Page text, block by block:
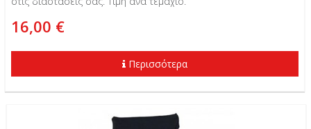
16,00 €
Περισσότερα